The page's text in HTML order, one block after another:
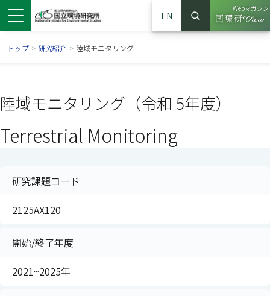
ウで開きます）
ンドウで開きます）
ウインドウで開きます）
EN
サイト内検索
検索
Webマガジン
（別ウイ
トップ > 研究紹介 > 陸域モニタリング
陸域モニタリング（令和 5年度）
Terrestrial Monitoring
研究課題コード
2125AX120
開始/終了年度
2021~2025年